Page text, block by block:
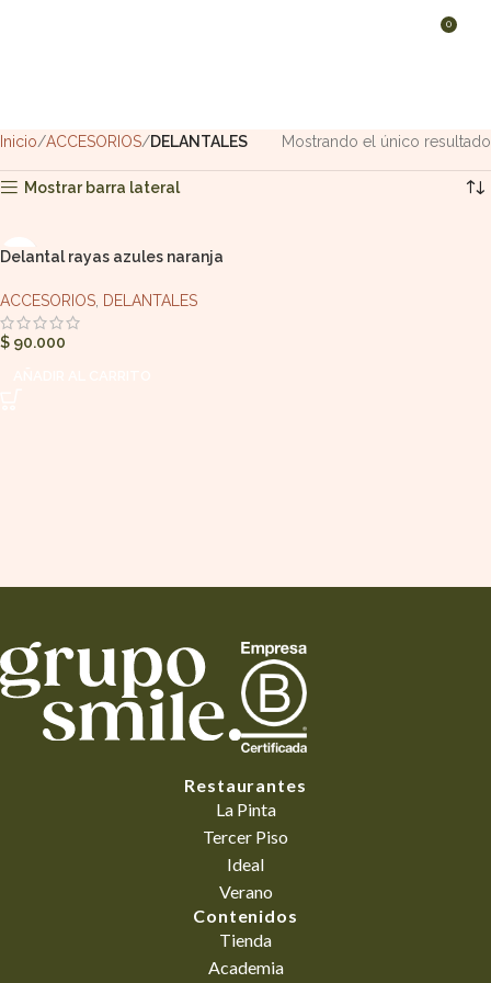
0
Inicio ACCESORIOS DELANTALES Mostrando el único resultado
Mostrar barra lateral
Delantal rayas azules naranja
ACCESORIOS DELANTALES
$ 90.000
Restaurantes
La Pinta
Tercer Piso
Ideal
Verano
Contenidos
Tienda
Academia